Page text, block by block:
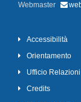
Webmaster
Accessibilità
Orientamento
Ufficio
Credits